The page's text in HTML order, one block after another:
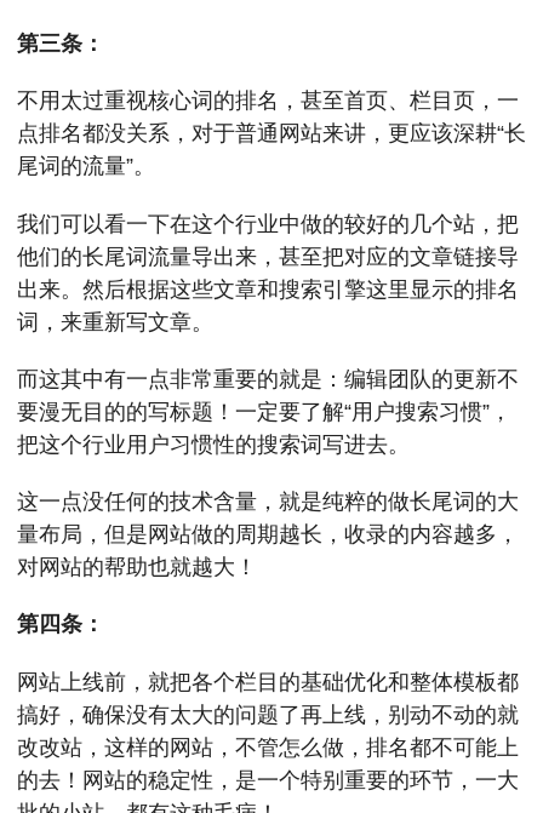
第三条：
不用太过重视核心词的排名，甚至首页、栏目页，一
点排名都没关系，对于普通网站来讲，更应该深耕“长
尾词的流量”。
我们可以看一下在这个行业中做的较好的几个站，把
他们的长尾词流量导出来，甚至把对应的文章链接导
出来。然后根据这些文章和搜索引擎这里显示的排名
词，来重新写文章。
而这其中有一点非常重要的就是：编辑团队的更新不
要漫无目的的写标题！一定要了解“用户搜索习惯”，
把这个行业用户习惯性的搜索词写进去。
这一点没任何的技术含量，就是纯粹的做长尾词的大
量布局，但是网站做的周期越长，收录的内容越多，
对网站的帮助也就越大！
第四条：
网站上线前，就把各个栏目的基础优化和整体模板都
搞好，确保没有太大的问题了再上线，别动不动的就
改改站，这样的网站，不管怎么做，排名都不可能上
的去！网站的稳定性，是一个特别重要的环节，一大